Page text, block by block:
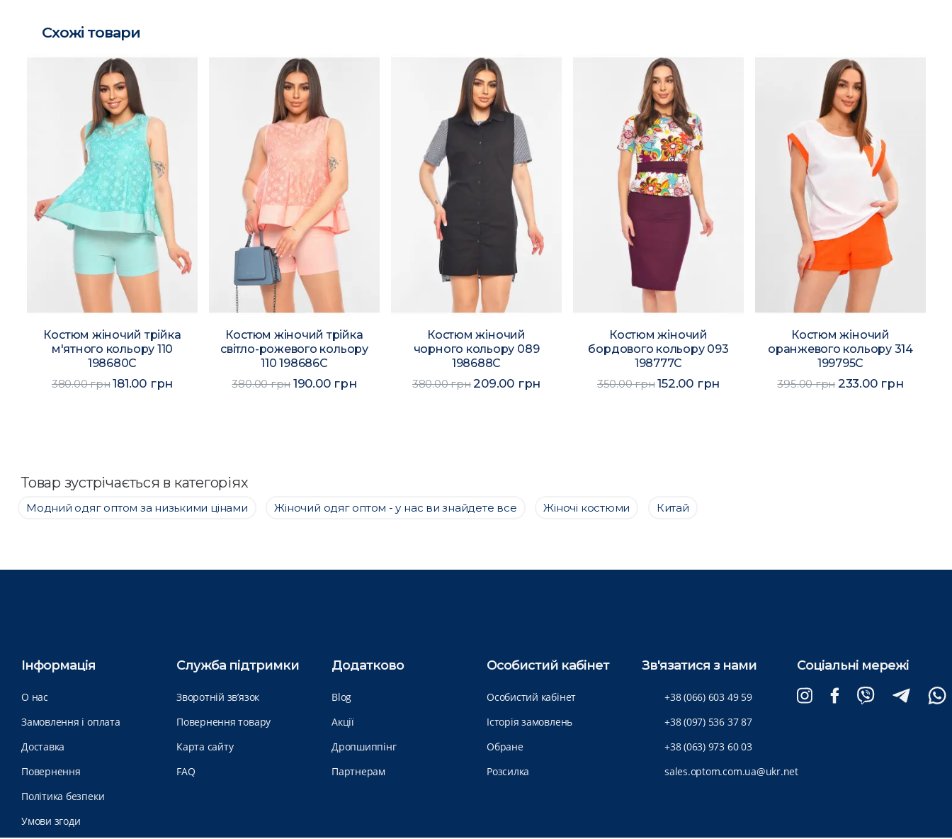
Схожі товари
Костюм жіночий трійка
м'ятного кольору 110
198680C
380.00 грн181.00 грн
Костюм жіночий трійка
світло-рожевого кольору
110 198686C
380.00 грн 190.00 грн
Костюм жіночий
чорного кольору 089
198688C
380.00 грн209.00 грн
Костюм жіночий
бордового кольору 093
198777C
350.00 грн152.00 грн
Костюм жіночий
оранжевого кольору 314
199795C
395.00 грн 233.00 грн
Товар зустрічається в категоріях
Модний одяг оптом за низькими цінами Жіночий одяг оптом - у нас ви знайдете все Жіночі костюми Китай
Інформація
О нас
Замовлення і оплата
Доставка
Повернення
Політика безпеки
Умови згоди
Служба підтримки
Зворотній зв’язок
Повернення товару
Карта сайту
FAQ
Додатково
Blog
Акції
Дропшиппінг
Партнерам
Особистий кабінет
Особистий кабінет
Історія замовлень
Обране
Розсилка
Зв'язатися з нами
+38 (066) 603 49 59
+38 (097) 536 37 87
+38 (063) 973 60 03
sales.optom.com.ua@ukr.net
Соціальні мережі